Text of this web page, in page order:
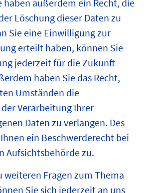
haben außerdem ein Recht, die
Löschung dieser Daten zu
Sie eine Einwilligung zur
erteilt haben, können Sie
jederzeit für die Zukunft
haben Sie das Recht,
Umständen die
Verarbeitung Ihrer
Daten zu verlangen. Des
ein Beschwerderecht bei
Aufsichtsbehörde zu.
weiteren Fragen zum Thema
Sie sich jederzeit an uns